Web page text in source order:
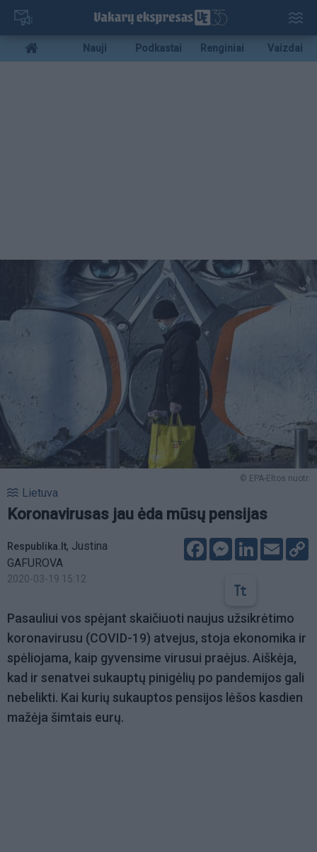
Pereiti
pagrindinį
turinį
Mobile
menu
Nauji Podkastai Renginiai Vaizdai
© EPA-Eltos nuotr.
Lietuva
Koronavirusas jau ėda mūsų pensijas
Respublika.lt, Justina
GAFUROVA
2020-03-19 15:12
FacebookMessenger
LinkedIn
Email
Pasauliui vos spėjant skaičiuoti naujus užsikrėtimo
koronavirusu (COVID-19) atvejus, stoja ekonomika ir
spėliojama, kaip gyvensime virusui praėjus. Aiškėja,
kad ir senatvei sukauptų pinigėlių po pandemijos gali
nebelikti. Kai kurių sukauptos pensijos lėšos kasdien
mažėja šimtais eurų.